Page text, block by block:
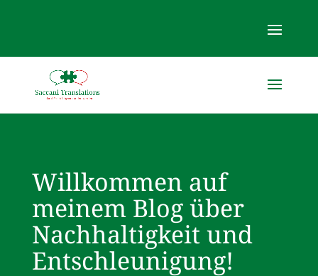
Willkommen auf
meinem Blog über
Nachhaltigkeit und
Entschleunigung!